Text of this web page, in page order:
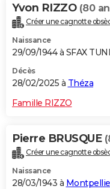
Yvon RIZZO (80
Créer une cagnotte
Naissance
29/09/1944 à SFAX
Décès
28/02/2025 à Théza
Famille RIZZO
Pierre BRUSQUE
Créer une cagnotte
Naissance
28/03/1943 à